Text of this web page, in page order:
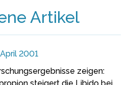
Artikel
2001
zeigen:
steigert die Libido bei